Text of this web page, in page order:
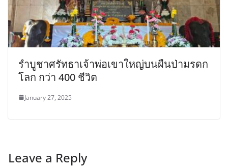
รำบูชาศรัทธาเจ้าพ่อเขาใหญ่บนผืนป่ามรดก
โลก กว่า 400 ชีวิต
January 27, 2025
Leave a Reply